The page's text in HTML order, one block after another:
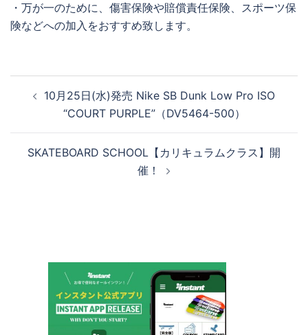
・万が一のために、傷害保険や賠償責任保険、スポーツ保
険などへの加入をおすすめ致します。
10月25日(水)発売 Nike SB Dunk Low Pro ISO
“COURT PURPLE”（DV5464-500）
SKATEBOARD SCHOOL【カリキュラムクラス】開
催！